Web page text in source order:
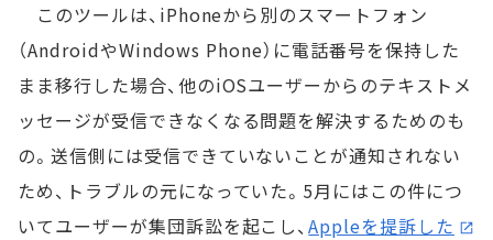
このツールは、iPhoneから別のスマートフォン
（AndroidやWindows Phone）に電話番号を保持した
まま移行した場合、他のiOSユーザーからのテキストメ
ッセージが受信できなくなる問題を解決するためのも
の。送信側には受信できていないことが通知されない
ため、トラブルの元になっていた。5月にはこの件につ
いてユーザーが集団訴訟を起こし、Appleを提訴した